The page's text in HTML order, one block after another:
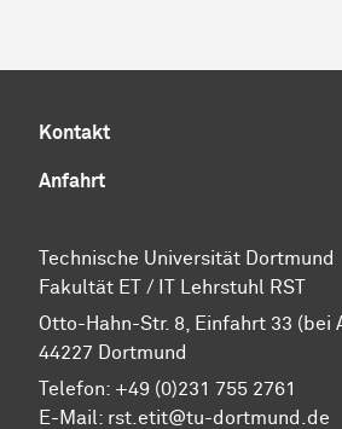
Kontakt
Anfahrt
Technische Universität Dortmund
Fakultät ET / IT Lehrstuhl RST
Otto-Hahn-Str. 8, Einfahrt 33 (bei
44227 Dortmund
Telefon: +49 (0)231 755 2761
E-Mail: rst.etit@tu-dortmund.de